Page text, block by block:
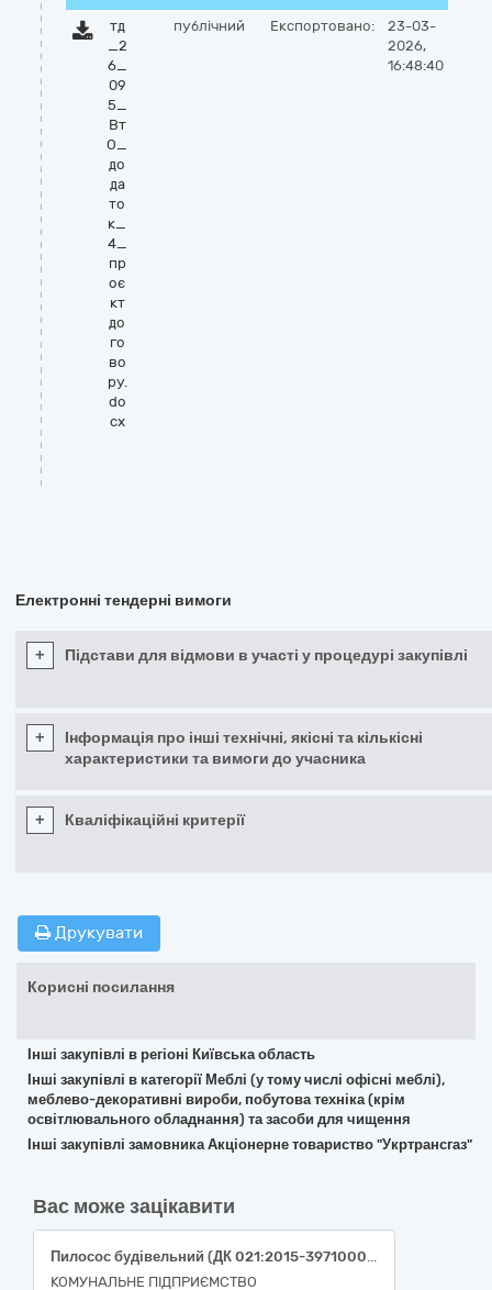
тд
_2
6_
09
5_
Вт
О_
до
да
то
к_
4_
пр
оє
кт
до
го
во
ру.
do
cx
публічний Експортовано:
23-03-
2026,
16:48:40
Електронні тендерні вимоги
+ Підстави для відмови в участі у процедурі закупівлі
+
Інформація про інші технічні, якісні та кількісні
характеристики та вимоги до учасника
+ Кваліфікаційні критерії
Друкувати
Корисні посилання
Інші закупівлі в регіоні Київська область
Інші закупівлі в категорії Меблі (у тому числі офісні меблі),
меблево-декоративні вироби, побутова техніка (крім
освітлювального обладнання) та засоби для чищення
Інші закупівлі замовника Акціонерне товариство "Укртрансгаз"
Вас може зацікавити
Пилосос будівельний (ДК 021:2015-39710000-2 - Електричні побутові прилади)
КОМУНАЛЬНЕ ПІДПРИЄМСТВО